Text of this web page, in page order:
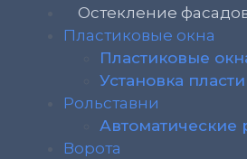
Остекление
Пластиковые окна
Пластиковые
Установка
Рольставни
Автоматические
Ворота